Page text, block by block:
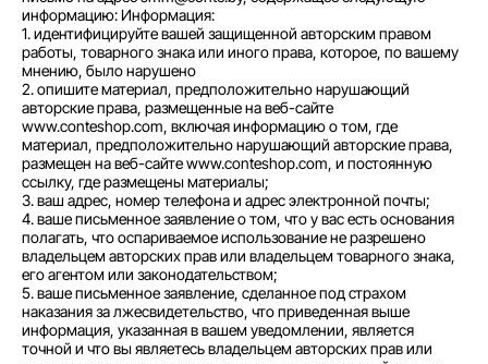
информацию: Информация:
1. идентифицируйте вашей защищенной авторским правом
работы, товарного знака или иного права, которое, по вашему
мнению, было нарушено
2. опишите материал, предположительно нарушающий
авторские права, размещенные на веб-сайте
www.conteshop.com, включая информацию о том, где
материал, предположительно нарушающий авторские права,
размещен на веб-сайте www.conteshop.com, и постоянную
ссылку, где размещены материалы;
3. ваш адрес, номер телефона и адрес электронной почты;
4. ваше письменное заявление о том, что у вас есть основания
полагать, что оспариваемое использование не разрешено
владельцем авторских прав или владельцем товарного знака,
его агентом или законодательством;
5. ваше письменное заявление, сделанное под страхом
наказания за лжесвидетельство, что приведенная выше
информация, указанная в вашем уведомлении, является
точной и что вы являетесь владельцем авторских прав или